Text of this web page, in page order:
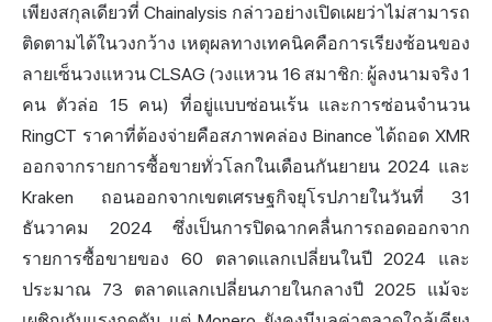
เพียงสกุลเดียวที่ Chainalysis กล่าวอย่างเปิดเผยว่าไม่สามารถ
ติดตามได้ในวงกว้าง เหตุผลทางเทคนิคคือการเรียงซ้อนของ
ลายเซ็นวงแหวน CLSAG (วงแหวน 16 สมาชิก: ผู้ลงนามจริง 1
คน ตัวล่อ 15 คน) ที่อยู่แบบซ่อนเร้น และการซ่อนจำนวน
RingCT ราคาที่ต้องจ่ายคือสภาพคล่อง Binance ได้ถอด XMR
ออกจากรายการซื้อขายทั่วโลกในเดือนกันยายน 2024 และ
Kraken ถอนออกจากเขตเศรษฐกิจยุโรปภายในวันที่ 31
ธันวาคม 2024 ซึ่งเป็นการปิดฉากคลื่นการถอดออกจาก
รายการซื้อขายของ 60 ตลาดแลกเปลี่ยนในปี 2024 และ
ประมาณ 73 ตลาดแลกเปลี่ยนภายในกลางปี 2025 แม้จะ